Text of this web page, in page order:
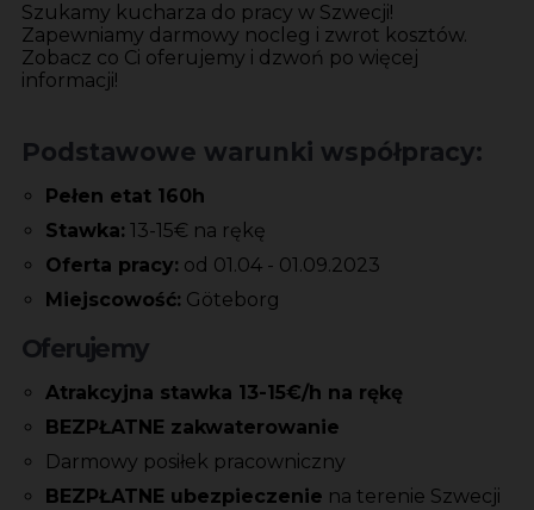
Szukamy kucharza do pracy w Szwecji!
Zapewniamy darmowy nocleg i zwrot kosztów.
Zobacz co Ci oferujemy i dzwoń po więcej
informacji!
Podstawowe warunki współpracy:
Pełen etat 160h
Stawka: 13-15€ na rękę
Oferta pracy: od 01.04 - 01.09.2023
Miejscowość: Göteborg
Oferujemy
Atrakcyjna stawka 13-15€/h na rękę
BEZPŁATNE zakwaterowanie
Darmowy posiłek pracowniczny
BEZPŁATNE ubezpieczenie na terenie Szwecji